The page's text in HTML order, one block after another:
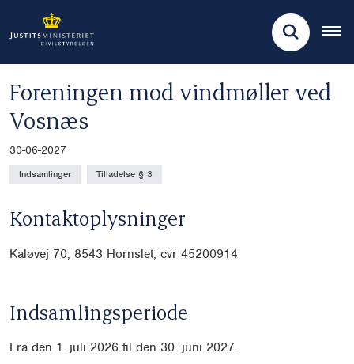
Foreningen mod vindmøller ved
Vosnæs
30-06-2027
Indsamlinger Tilladelse § 3
Kontaktoplysninger
Kaløvej 70, 8543 Hornslet, cvr 45200914
Indsamlingsperiode
Fra den 1. juli 2026 til den 30. juni 2027.